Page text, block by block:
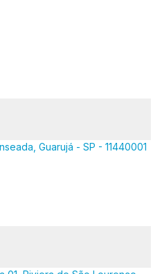
Guarujá - SP - 11440001